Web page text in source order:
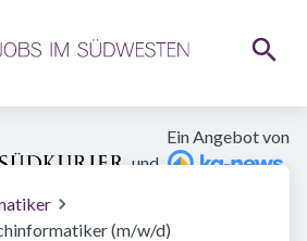
Ein Angebot von
und
(m/w/d)